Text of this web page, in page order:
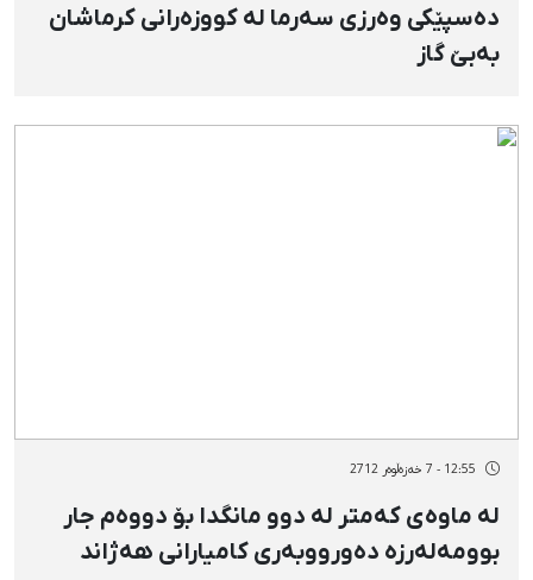
دەسپێکی وەرزی سەرما لە کووزەرانی کرماشان
بەبێ گاز
12:55 - 7 خەزەڵوەر 2712
لە ماوەی كەمتر لە دوو مانگدا بۆ دووەم جار
بوومەلەرزە دەورووبەری كامیارانی هەژاند